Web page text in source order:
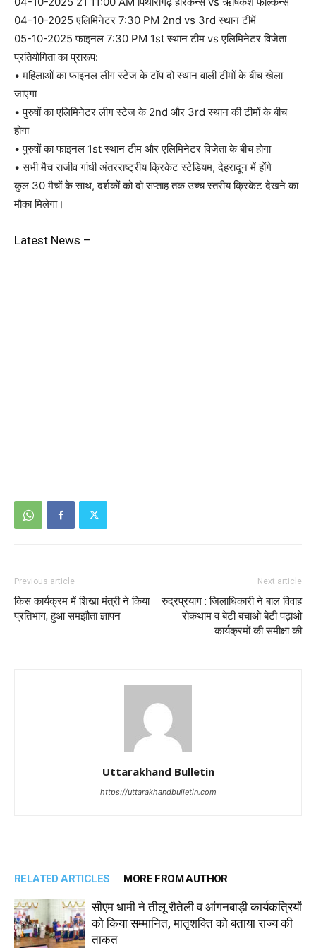
04-10-2025 एलिमिनेटर 7:30 PM 2nd vs 3rd स्थान टीमें
05-10-2025 फाइनल 7:30 PM 1st स्थान टीम vs एलिमिनेटर विजेता
प्रतियोगिता का प्रारूप:
• महिलाओं का फाइनल लीग स्टेज के टॉप दो स्थान वाली टीमों के बीच खेला
जाएगा
• पुरुषों का एलिमिनेटर लीग स्टेज के 2nd और 3rd स्थान की टीमों के बीच
होगा
• पुरुषों का फाइनल 1st स्थान टीम और एलिमिनेटर विजेता के बीच होगा
• सभी मैच राजीव गांधी अंतरराष्ट्रीय क्रिकेट स्टेडियम, देहरादून में होंगे
कुल 30 मैचों के साथ, दर्शकों को दो सप्ताह तक उच्च स्तरीय क्रिकेट देखने का
मौका मिलेगा।
Latest News –
Previous article
किस कार्यक्रम में शिखा मंत्री ने किया
प्रतिभाग, हुआ समझौता ज्ञापन
Next article
रुद्रप्रयाग : जिलाधिकारी ने बाल विवाह
रोकथाम व बेटी बचाओ बेटी पढ़ाओ
कार्यक्रमों की समीक्षा की
Uttarakhand Bulletin
https://uttarakhandbulletin.com
RELATED ARTICLES MORE FROM AUTHOR
सीएम धामी ने तीलू रौतेली व आंगनबाड़ी कार्यकत्रियों
को किया सम्मानित, मातृशक्ति को बताया राज्य की
ताकत